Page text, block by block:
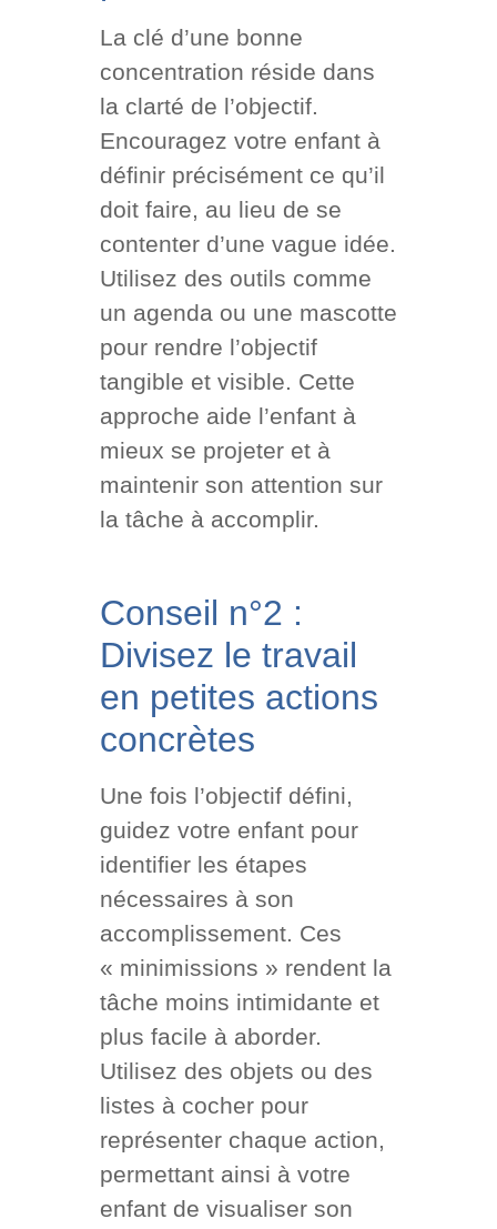
La clé d’une bonne
concentration réside dans
la clarté de l’objectif.
Encouragez votre enfant à
définir précisément ce qu’il
doit faire, au lieu de se
contenter d’une vague idée.
Utilisez des outils comme
un agenda ou une mascotte
pour rendre l’objectif
tangible et visible. Cette
approche aide l’enfant à
mieux se projeter et à
maintenir son attention sur
la tâche à accomplir.
Conseil n°2 :
Divisez le travail
en petites actions
concrètes
Une fois l’objectif défini,
guidez votre enfant pour
identifier les étapes
nécessaires à son
accomplissement. Ces
« minimissions » rendent la
tâche moins intimidante et
plus facile à aborder.
Utilisez des objets ou des
listes à cocher pour
représenter chaque action,
permettant ainsi à votre
enfant de visualiser son